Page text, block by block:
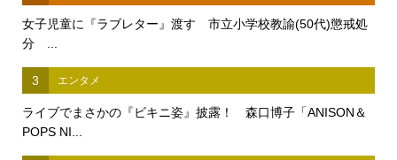
女子児童に『ラブレター』渡す 市立小学校教諭(50代)懲戒処
分 ...
3 エンタメ
ライブでまさかの『ビキニ姿』披露！ 森口博子「ANISON＆
POPS NI...